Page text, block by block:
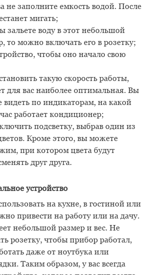
не заполните емкость водой. После
мигать;
зальете воду в этот небольшой
то можно включать его в розетку;
чтобы оно начало свою
такую скорость работы,
для вас наиболее оптимальная. Вы
видеть по индикаторам, на какой
работает кондиционер;
подсветку, выбрав один из
Кроме этого, вы можете
при котором цвета будут
друг друга.
устройство
на кухне, в гостиной или
привести на работу или на дачу.
небольшой размер и вес. Не
розетку, чтобы прибор работал,
даже от ноутбука или
Таким образом, у вас всегда